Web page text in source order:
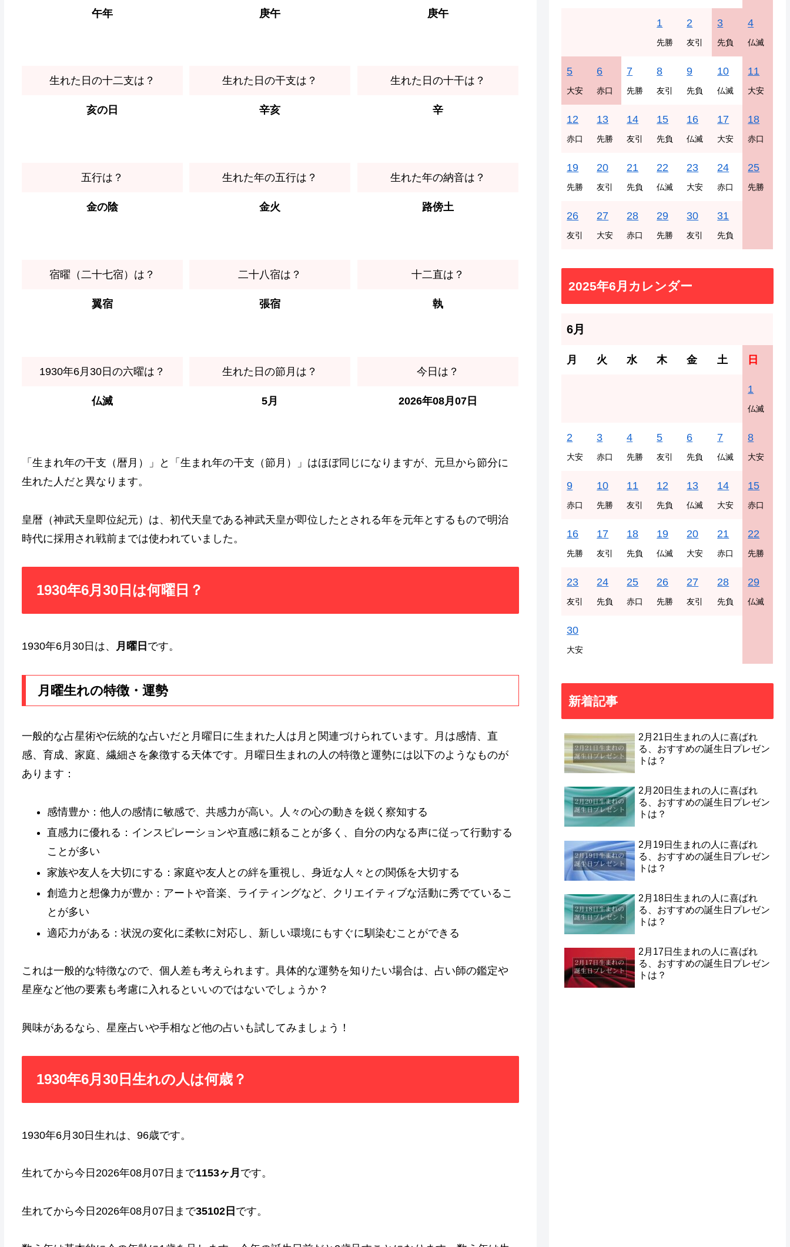
午年 庚午 庚午
生れた日の十二支は？
亥の日
生れた日の干支は？
辛亥
生れた日の十干は？
辛
五行は？
金の陰
生れた年の五行は？
金火
生れた年の納音は？
路傍土
宿曜（二十七宿）は？
翼宿
二十八宿は？
張宿
十二直は？
執
1930年6月30日の六曜は？
仏滅
生れた日の節月は？
5月
今日は？
2026年08月07日
「生まれ年の干支（暦月）」と「生まれ年の干支（節月）」はほぼ同じになりますが、元旦から節分に
生れた人だと異なります。
皇暦（神武天皇即位紀元）は、初代天皇である神武天皇が即位したとされる年を元年とするもので明治
時代に採用され戦前までは使われていました。
1930年6月30日は何曜日？
1930年6月30日は、 月曜日 です。
月曜生れの特徴・運勢
一般的な占星術や伝統的な占いだと月曜日に生まれた人は月と関連づけられています。月は感情、直
感、育成、家庭、繊細さを象徴する天体です。月曜日生まれの人の特徴と運勢には以下のようなものが
あります：
感情豊か：他人の感情に敏感で、共感力が高い。人々の心の動きを鋭く察知する
直感力に優れる：インスピレーションや直感に頼ることが多く、自分の内なる声に従って行動する
ことが多い
家族や友人を大切にする：家庭や友人との絆を重視し、身近な人々との関係を大切する
創造力と想像力が豊か：アートや音楽、ライティングなど、クリエイティブな活動に秀でているこ
とが多い
適応力がある：状況の変化に柔軟に対応し、新しい環境にもすぐに馴染むことができる
これは一般的な特徴なので、個人差も考えられます。具体的な運勢を知りたい場合は、占い師の鑑定や
星座など他の要素も考慮に入れるといいのではないでしょうか？
興味があるなら、星座占いや手相など他の占いも試してみましょう！
1930年6月30日生れの人は何歳？
1930年6月30日生れは、96歳です。
生れてから今日2026年08月07日まで1153ヶ月 です。
生れてから今日2026年08月07日まで35102日 です。
1
先勝
2
友引
3
先負
4
仏滅
5
大安
6
赤口
7
先勝
8
友引
9
先負
10
仏滅
11
大安
12
赤口
13
先勝
14
友引
15
先負
16
仏滅
17
大安
18
赤口
19
先勝
20
友引
21
先負
22
仏滅
23
大安
24
赤口
25
先勝
26
友引
27
大安
28
赤口
29
先勝
30
友引
31
先負
2025年6月カレンダー
6月
月 火 水 木 金 土 日
1
仏滅
2
大安
3
赤口
4
先勝
5
友引
6
先負
7
仏滅
8
大安
9
赤口
10
先勝
11
友引
12
先負
13
仏滅
14
大安
15
赤口
16
先勝
17
友引
18
先負
19
仏滅
20
大安
21
赤口
22
先勝
23
友引
24
先負
25
赤口
26
先勝
27
友引
28
先負
29
仏滅
30
大安
新着記事
2月21日生まれの人に喜ばれ
る、おすすめの誕生日プレゼン
トは？
2月20日生まれの人に喜ばれ
る、おすすめの誕生日プレゼン
トは？
2月19日生まれの人に喜ばれ
る、おすすめの誕生日プレゼン
トは？
2月18日生まれの人に喜ばれ
る、おすすめの誕生日プレゼン
トは？
2月17日生まれの人に喜ばれ
る、おすすめの誕生日プレゼン
トは？